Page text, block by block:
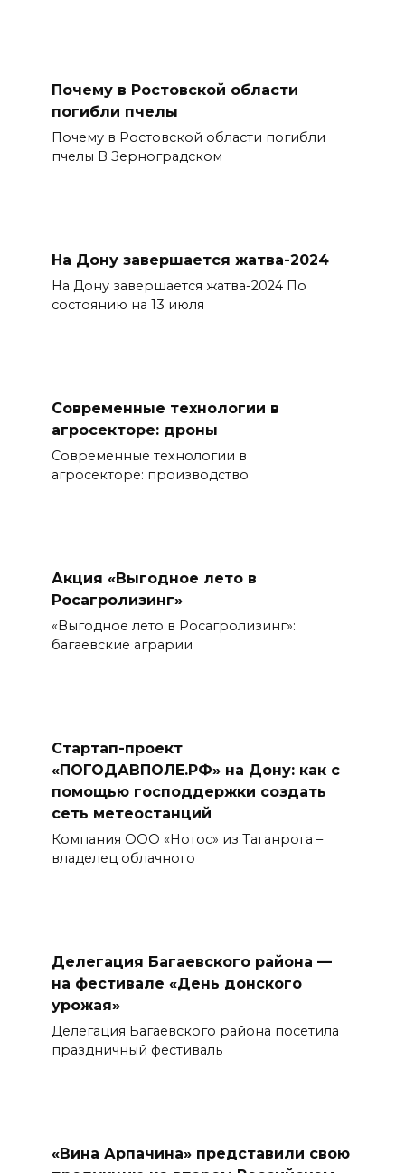
Почему в Ростовской области
погибли пчелы
Почему в Ростовской области погибли
пчелы В Зерноградском
На Дону завершается жатва-2024
На Дону завершается жатва-2024 По
состоянию на 13 июля
Современные технологии в
агросекторе: дроны
Современные технологии в
агросекторе: производство
Акция «Выгодное лето в
Росагролизинг»
«Выгодное лето в Росагролизинг»:
багаевские аграрии
Стартап-проект
«ПОГОДАВПОЛЕ.РФ» на Дону: как с
помощью господдержки создать
сеть метеостанций
Компания ООО «Нотос» из Таганрога –
владелец облачного
Делегация Багаевского района —
на фестивале «День донского
урожая»
Делегация Багаевского района посетила
праздничный фестиваль
«Вина Арпачина» представили свою